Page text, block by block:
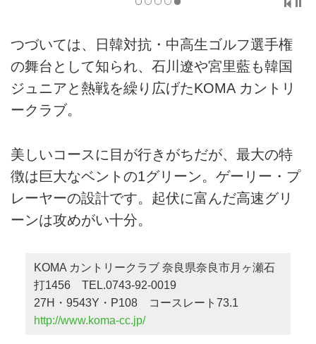
つづいては、日韓対抗・中高生ゴルフ選手権
の舞台として知られ、石川遼や宮里藍も韓国
ジュニアと熱戦を繰り広げたKOMA カントリ
ークラブ。
美しいコースに目が行きがちだが、最大の特
徴は巨大なベントの1グリーン。ゲーリー・プ
レーヤーの設計です。起伏に富んだ高速グリ
ーンは攻めがい十分。
KOMA カントリークラブ 奈良県奈良市月ヶ瀬石
打1456 TEL.0743-92-0019
27H・9543Y・P108 コースレート73.1
http://www.koma-cc.jp/